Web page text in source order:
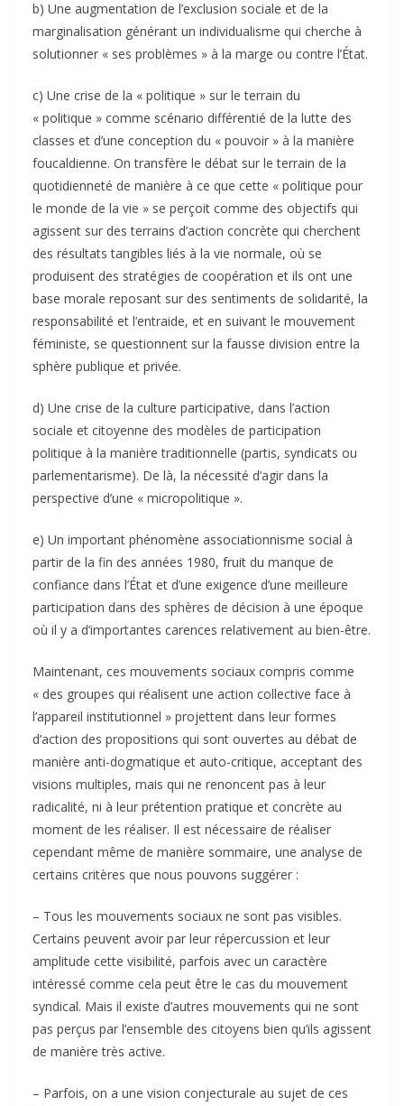
b) Une augmentation de l’exclusion sociale et de la
marginalisation générant un individualisme qui cherche à
solutionner « ses problèmes » à la marge ou contre l’État.
c) Une crise de la « politique » sur le terrain du
« politique » comme scénario différentié de la lutte des
classes et d’une conception du « pouvoir » à la manière
foucaldienne. On transfère le débat sur le terrain de la
quotidienneté de manière à ce que cette « politique pour
le monde de la vie » se perçoit comme des objectifs qui
agissent sur des terrains d’action concrète qui cherchent
des résultats tangibles liés à la vie normale, où se
produisent des stratégies de coopération et ils ont une
base morale reposant sur des sentiments de solidarité, la
responsabilité et l’entraide, et en suivant le mouvement
féministe, se questionnent sur la fausse division entre la
sphère publique et privée.
d) Une crise de la culture participative, dans l’action
sociale et citoyenne des modèles de participation
politique à la manière traditionnelle (partis, syndicats ou
parlementarisme). De là, la nécessité d’agir dans la
perspective d’une « micropolitique ».
e) Un important phénomène associationnisme social à
partir de la fin des années 1980, fruit du manque de
confiance dans l’État et d’une exigence d’une meilleure
participation dans des sphères de décision à une époque
où il y a d’importantes carences relativement au bien-être.
Maintenant, ces mouvements sociaux compris comme
« des groupes qui réalisent une action collective face à
l’appareil institutionnel » projettent dans leur formes
d’action des propositions qui sont ouvertes au débat de
manière anti-dogmatique et auto-critique, acceptant des
visions multiples, mais qui ne renoncent pas à leur
radicalité, ni à leur prétention pratique et concrète au
moment de les réaliser. Il est nécessaire de réaliser
cependant même de manière sommaire, une analyse de
certains critères que nous pouvons suggérer :
– Tous les mouvements sociaux ne sont pas visibles.
Certains peuvent avoir par leur répercussion et leur
amplitude cette visibilité, parfois avec un caractère
intéressé comme cela peut être le cas du mouvement
syndical. Mais il existe d’autres mouvements qui ne sont
pas perçus par l’ensemble des citoyens bien qu’ils agissent
de manière très active.
– Parfois, on a une vision conjecturale au sujet de ces